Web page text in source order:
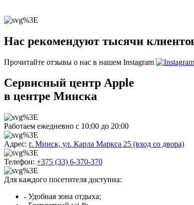
Нас рекомендуют тысячи
Прочитайте отзывы о нас в нашем Instagram
Сервисный центр Apple
в центре Минска
Работаем ежедневно с 10:00 до 20:00
Адрес: г. Минск, ул. Карла Маркса 25 (вход со двора)
Телефон: +375 (33) 6-370-370
Для каждого посетителя доступна:
- Удобная зона отдыха;